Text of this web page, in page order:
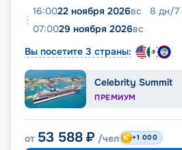
16:0022 ноября 2026вс 8 дн/7
07:0029 ноября 2026вс
Вы посетите 3 страны:
Celebrity Summit
ПРЕМИУМ
от 53 588 ₽ /чел +1 000